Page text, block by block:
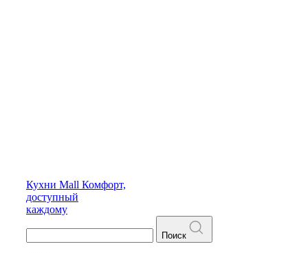
Кухни Mall Комфорт,
доступный
каждому
Поиск